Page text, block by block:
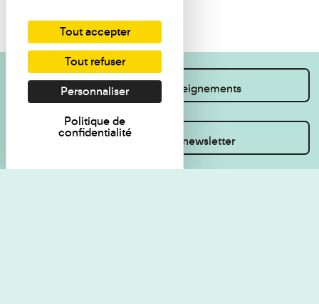
Je souhaite des renseignements
Inscrivez-vous à la newsletter
Tout accepter
Tout refuser
Personnaliser
Politique de
confidentialité